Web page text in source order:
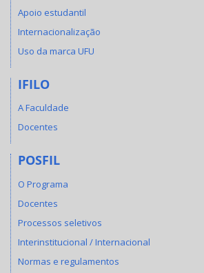
Apoio estudantil
Internacionalização
Uso da marca UFU
IFILO
A Faculdade
Docentes
POSFIL
O Programa
Docentes
Processos seletivos
Interinstitucional / Internacional
Normas e regulamentos